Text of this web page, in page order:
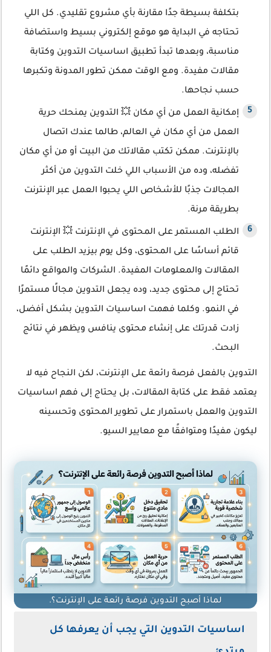
بتكلفة بسيطة جدًا مقارنة بأي مشروع تقليدي. كل اللي
تحتاجه في البداية هو موقع إلكتروني بسيط واستضافة
مناسبة، وبعدها تبدأ تطبيق اساسيات التدوين وكتابة
مقالات مفيدة. ومع الوقت ممكن تطور المدونة وتكبرها
حسب نجاحها.
إمكانية العمل من أي مكان 💥 التدوين يمنحك حرية
العمل من أي مكان في العالم، طالما عندك اتصال
بالإنترنت. ممكن تكتب مقالاتك من البيت أو من أي مكان
تفضله، وده من الأسباب اللي خلت التدوين من أكثر
المجالات جذبًا للأشخاص اللي يحبوا العمل عبر الإنترنت
بطريقة مرنة.
الطلب المستمر على المحتوى في الإنترنت 💥 الإنترنت
قائم أساسًا على المحتوى، وكل يوم بيزيد الطلب على
المقالات والمعلومات المفيدة. الشركات والمواقع دائمًا
تحتاج إلى محتوى جديد، وده يجعل التدوين مجالًا مستمرًا
في النمو. وكلما فهمت اساسيات التدوين بشكل أفضل،
زادت قدرتك على إنشاء محتوى ينافس ويظهر في نتائج
البحث.
التدوين بالفعل فرصة رائعة على الإنترنت، لكن النجاح فيه لا
يعتمد فقط على كتابة المقالات، بل يحتاج إلى فهم اساسيات
التدوين والعمل باستمرار على تطوير المحتوى وتحسينه
ليكون مفيدًا ومتوافقًا مع معايير السيو.
لماذا أصبح التدوين فرصة رائعة على الإنترنت؟.
اساسيات التدوين التي يجب أن يعرفها كل